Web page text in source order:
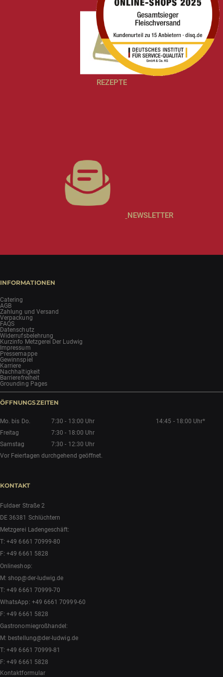
REZEPTE
NEWSLETTER
INFORMATIONEN
Catering
AGB
Zahlung und Versand
Verpackung
FAQS
Datenschutz
Widerrufsbelehrung
Kurzinfo Metzgerei Der Ludwig
Impressum
Pressemappe
Gewinnspiel
Karriere
Nachhaltigkeit
Barrierefreiheit
Grounding Pages
ÖFFNUNGSZEITEN
Mo. bis Do. 7:30 - 13:00 Uhr
14:45 - 18:00 Uhr*
Freitag
7:30 - 18:00 Uhr
Samstag
7:30 - 12:30 Uhr
Vor Feiertagen durchgehend geöffnet.
KONTAKT
Fuldaer Straße 2
DE 36381 Schlüchtern
Metzgerei Ladengeschäft:
T:+49 6661 70999-80
F: +49 6661 5828
Onlineshop:
M:shop@der-ludwig.de
T:+49 6661 70999-70
WhatsApp: +49 6661 70999-60
F: +49 6661 5828
Gastronomiegroßhandel:
M: bestellung@der-ludwig.de
T:+49 6661 70999-81
F: +49 6661 5828
Kontaktformular